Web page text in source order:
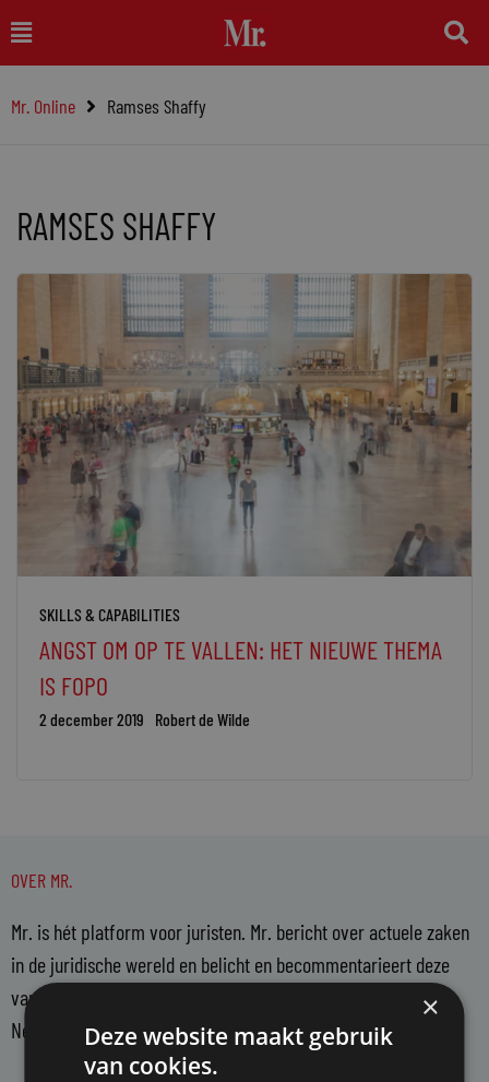
naar
inhoud
Main
Menu
Mr. Online Ramses Shaffy
RAMSES SHAFFY
SKILLS & CAPABILITIES
ANGST OM OP TE VALLEN: HET NIEUWE THEMA
IS FOPO
2 december 2019 Robert de Wilde
OVER MR.
Mr. is hét platform voor juristen. Mr. bericht over actuele zaken
in de juridische wereld en belicht en becommentarieert deze
vanuit een onafhankelijke positie. Mr. richt zich op alle in
Nederland actieve juristen en WO-rechtenstudenten.
×
Deze website maakt gebruik
van cookies.